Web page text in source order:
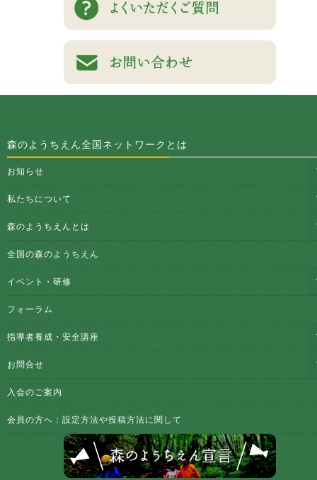
森のようちえん全国ネットワークとは
お知らせ
私たちについて
森のようちえんとは
全国の森のようちえん
イベント・研修
フォーラム
指導者養成・安全講座
お問合せ
入会のご案内
会員の方へ：設定方法や投稿方法に関して